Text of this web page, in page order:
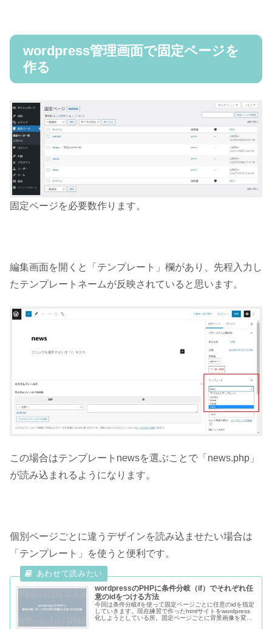
wordpress管理画面で固定ページを
作る
固定ページを必要数作ります。
編集画面を開くと「テンプレート」欄があり、先程入力し
たテンプレートネームが反映されていると思います。
この場合はテンプレートnewsを選ぶことで「news.php」
が読み込まれるようになります。
個別ページごとに違うデザインを読み込ませたい場合は
「テンプレート」を使うと便利です。
wordpressのPHPに条件分岐（if）でそれぞれ任
意のidをつける方法
今回は条件分岐ifを使って固定ページごとに任意のidを指定
していきます。現在練習で作ったhtmlサイトをwordpress
化しようとしている所。固定ページごとに背景画像を変え